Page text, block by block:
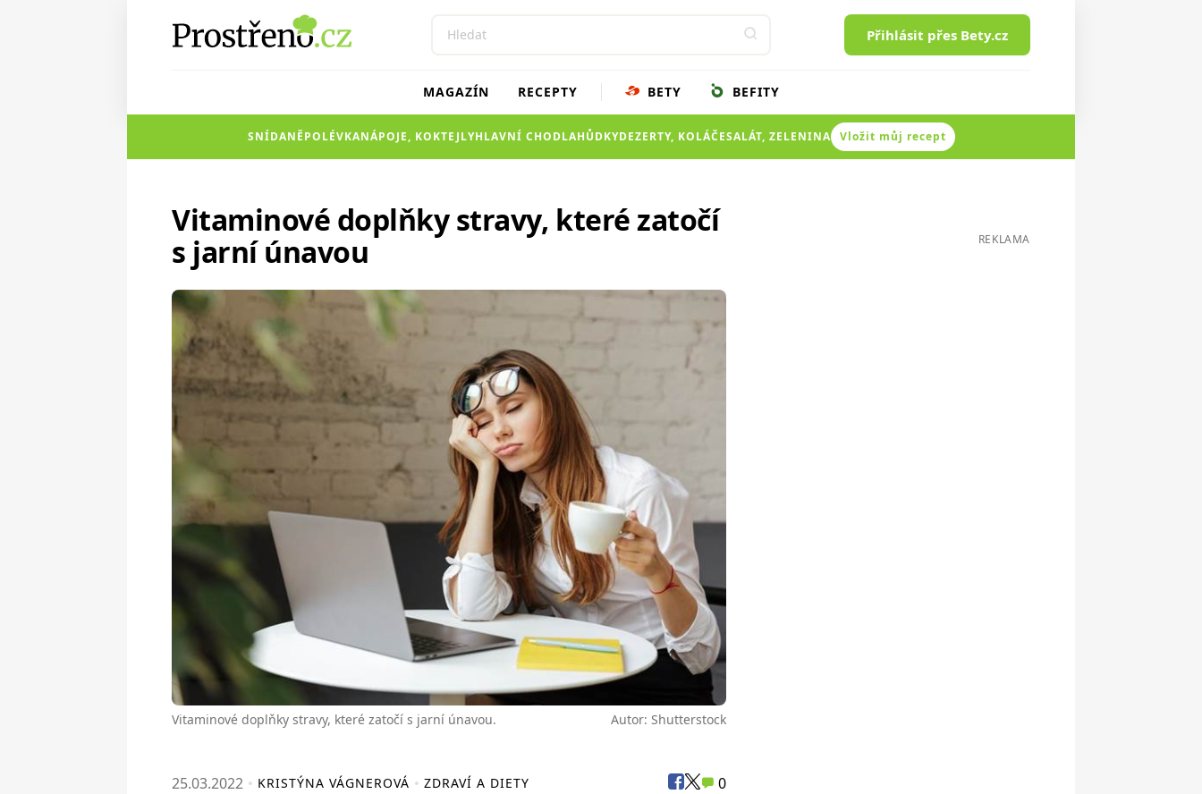
Přihlásit přes Bety.cz
MAGAZÍN RECEPTY BETY BEFITY
SNÍDANĚPOLÉVKANÁPOJE, KOKTEJLYHLAVNÍ CHODLAHŮDKYDEZERTY, KOLÁČESALÁT, ZELENINA Vložit můj recept
Vitaminové doplňky stravy, které zatočí
s jarní únavou
Vitaminové doplňky stravy, které zatočí s jarní únavou. Autor: Shutterstock
25.03.2022 KRISTÝNA VÁGNEROVÁ ZDRAVÍ A DIETY 0
REKLAMA